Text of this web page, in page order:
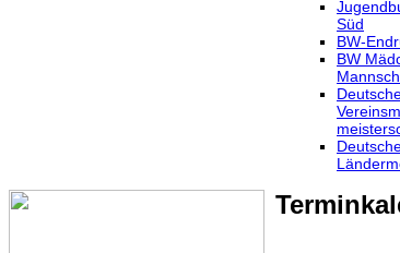
Süd
BW-
BW